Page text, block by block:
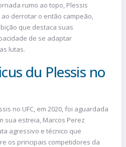
rumo ao topo, Plessis
derrotar o então campeão,
que destaca suas
de se adaptar
lutas.
du Plessis no
no UFC, em 2020, foi aguardada
sua estreia, Marcos Perez
agressivo e técnico que
os principais competidores da